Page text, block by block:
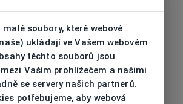
malé soubory, které webové
ukládají ve Vašem webovém
těchto souborů jsou
Vaším prohlížečem a našimi
se servery našich partnerů.
potřebujeme, aby webová